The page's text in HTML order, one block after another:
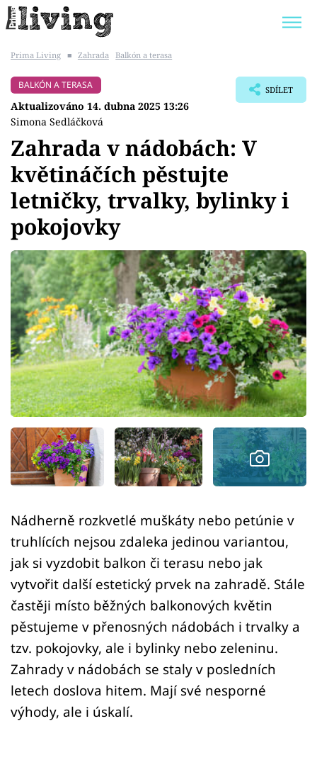
BYDLENÍ SLAVNÝCH
Témata
Bydlení
Zahrada
Design
Sledujte prima+
Přihlášení
Sledujte nás
Prima Living ■ Zahrada Balkón a terasa
BALKÓN A TERASA
Aktualizováno 14. dubna 2025 13:26
Simona Sedláčková
SDÍLET
Zahrada v nádobách: V
květináčích pěstujte
letničky, trvalky, bylinky i
pokojovky
Nádherně rozkvetlé muškáty nebo petúnie v
truhlících nejsou zdaleka jedinou variantou,
jak si vyzdobit balkon či terasu nebo jak
vytvořit další estetický prvek na zahradě. Stále
častěji místo běžných balkonových květin
pěstujeme v přenosných nádobách i trvalky a
tzv. pokojovky, ale i bylinky nebo zeleninu.
Zahrady v nádobách se staly v posledních
letech doslova hitem. Mají své nesporné
výhody, ale i úskalí.